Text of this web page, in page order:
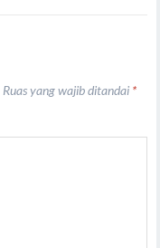
Ruas yang wajib ditandai *